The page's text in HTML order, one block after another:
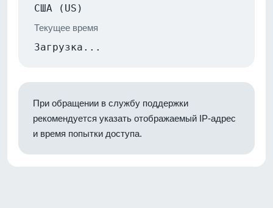
США (US)
Текущее время
Загрузка...
При обращении в службу поддержки
рекомендуется указать отображаемый IP-адрес
и время попытки доступа.